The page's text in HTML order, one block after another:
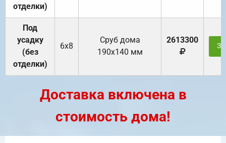
отделки)
Под
усадку
(без
отделки)
6х8
Cруб дома
190х140 мм
2613300
Доставка включена в
стоимость дома!